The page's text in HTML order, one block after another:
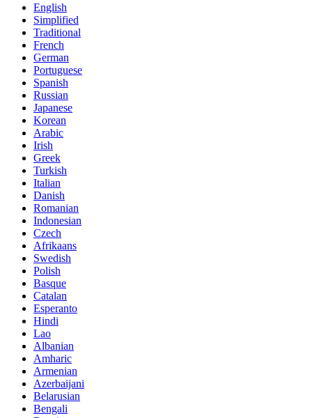
English
Simplified
Traditional
French
German
Portuguese
Spanish
Russian
Japanese
Korean
Arabic
Irish
Greek
Turkish
Italian
Danish
Romanian
Indonesian
Czech
Afrikaans
Swedish
Polish
Basque
Catalan
Esperanto
Hindi
Lao
Albanian
Amharic
Armenian
Azerbaijani
Belarusian
Bengali